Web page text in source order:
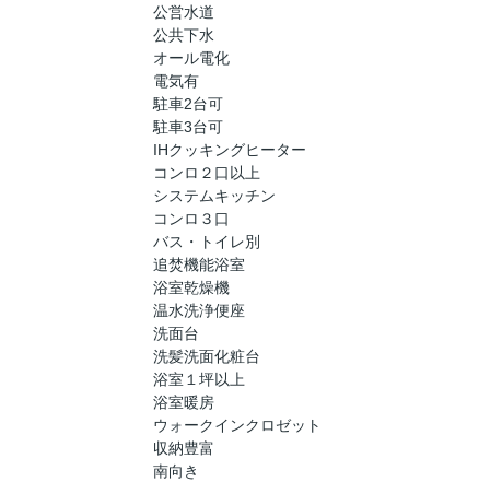
公営水道
公共下水
オール電化
電気有
駐車2台可
駐車3台可
IHクッキングヒーター
コンロ２口以上
システムキッチン
コンロ３口
バス・トイレ別
追焚機能浴室
浴室乾燥機
温水洗浄便座
洗面台
洗髪洗面化粧台
浴室１坪以上
浴室暖房
ウォークインクロゼット
収納豊富
南向き